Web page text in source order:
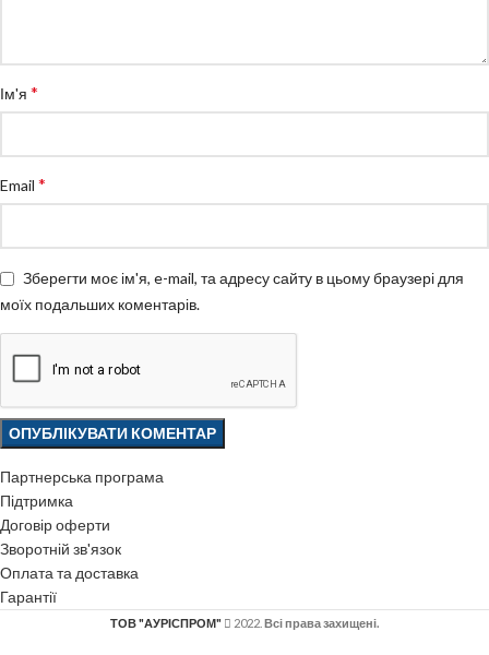
Ім'я *
Email *
Зберегти моє ім'я, e-mail, та адресу сайту в цьому браузері для
моїх подальших коментарів.
Партнерська програма
Підтримка
Договір оферти
Зворотній зв'язок
Оплата та доставка
Гарантії
ТОВ "АУРІСПРОМ" 2022. Всі права захищені.